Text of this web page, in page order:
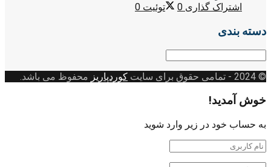
اشتراک گذاری 0 توئیت 0
دسته بندی
© 2024
- تمامی حقوق برای سایت کوردپاریز محفوظ می باشد.
خوش آمدید!
به حساب خود در زیر وارد شوید